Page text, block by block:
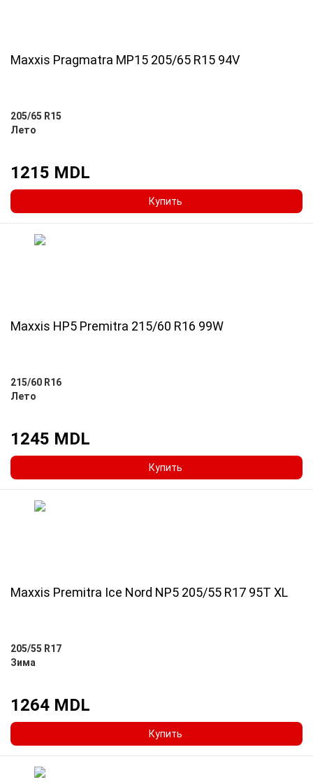
Maxxis Pragmatra MP15 205/65 R15 94V
205/65 R15
Лето
1215 MDL
Купить
Maxxis HP5 Premitra 215/60 R16 99W
215/60 R16
Лето
1245 MDL
Купить
Maxxis Premitra Ice Nord NP5 205/55 R17 95T XL
205/55 R17
Зима
1264 MDL
Купить